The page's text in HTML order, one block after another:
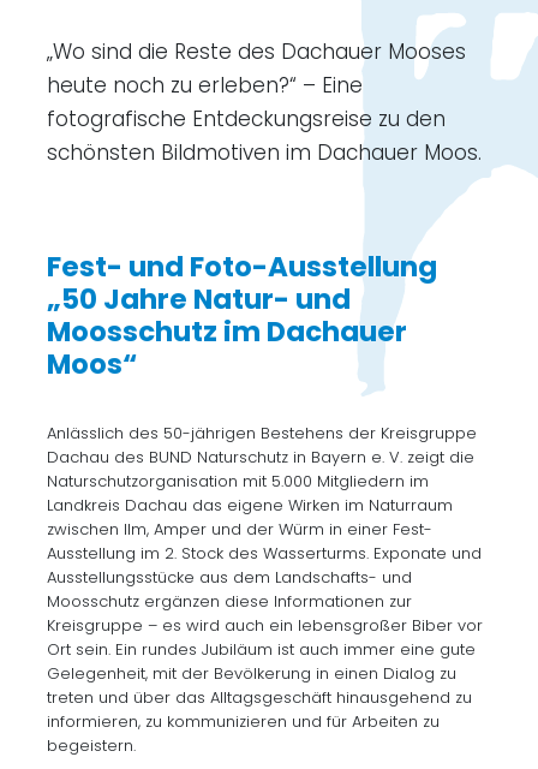
„Wo sind die Reste des Dachauer Mooses
heute noch zu erleben?“ – Eine
fotografische Entdeckungsreise zu den
schönsten Bildmotiven im Dachauer Moos.
Fest- und Foto-Ausstellung
„50 Jahre Natur- und
Moosschutz im Dachauer
Moos“
Anlässlich des 50-jährigen Bestehens der Kreisgruppe
Dachau des BUND Naturschutz in Bayern e. V. zeigt die
Naturschutzorganisation mit 5.000 Mitgliedern im
Landkreis Dachau das eigene Wirken im Naturraum
zwischen Ilm, Amper und der Würm in einer Fest-
Ausstellung im 2. Stock des Wasserturms. Exponate und
Ausstellungsstücke aus dem Landschafts- und
Moosschutz ergänzen diese Informationen zur
Kreisgruppe – es wird auch ein lebensgroßer Biber vor
Ort sein. Ein rundes Jubiläum ist auch immer eine gute
Gelegenheit, mit der Bevölkerung in einen Dialog zu
treten und über das Alltagsgeschäft hinausgehend zu
informieren, zu kommunizieren und für Arbeiten zu
begeistern.